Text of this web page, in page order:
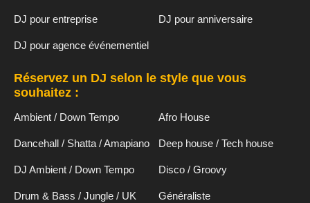
DJ pour entreprise DJ pour anniversaire
DJ pour agence événementiel
Réservez un DJ selon le style que vous
souhaitez :
Ambient / Down Tempo Afro House
Dancehall / Shatta / Amapiano Deep house / Tech house
DJ Ambient / Down Tempo Disco / Groovy
Drum & Bass / Jungle / UK Généraliste